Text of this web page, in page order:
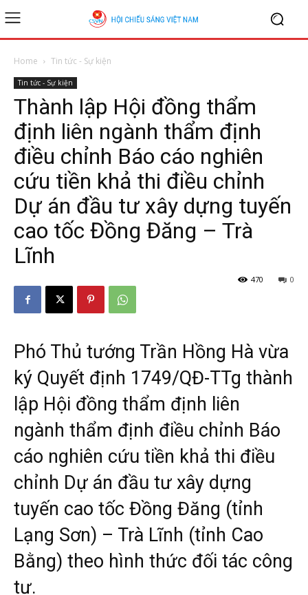
Home Tin tức - Sự kiện
Tin tức - Sự kiện
Thành lập Hội đồng thẩm
định liên ngành thẩm định
điều chỉnh Báo cáo nghiên
cứu tiền khả thi điều chỉnh
Dự án đầu tư xây dựng tuyến
cao tốc Đồng Đăng – Trà
Lĩnh
0
470
Phó Thủ tướng Trần Hồng Hà vừa
ký Quyết định 1749/QĐ-TTg thành
lập Hội đồng thẩm định liên
ngành thẩm định điều chỉnh Báo
cáo nghiên cứu tiền khả thi điều
chỉnh Dự án đầu tư xây dựng
tuyến cao tốc Đồng Đăng (tỉnh
Lạng Sơn) – Trà Lĩnh (tỉnh Cao
Bằng) theo hình thức đối tác công
tư.